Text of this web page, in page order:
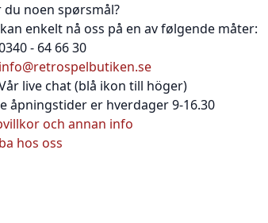
du noen spørsmål?
enkelt nå oss på en av følgende måter:
- 64 66 30
info@retrospelbutiken.se
live chat (blå ikon till höger)
åpningstider er hverdager 9-16.30
och annan info
hos oss